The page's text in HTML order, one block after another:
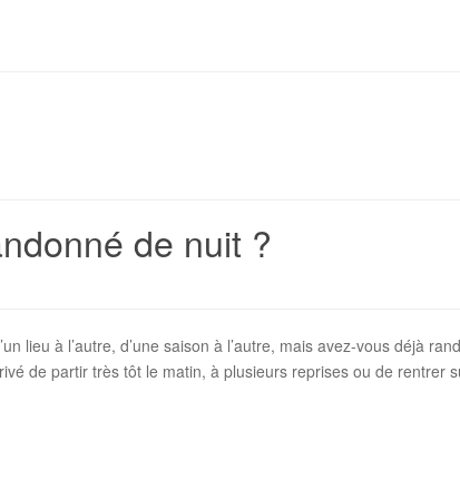
de nuit ?
lieu à l’autre, d’une saison à l’autre, mais avez-vous déjà
de partir très tôt le matin, à plusieurs reprises ou de